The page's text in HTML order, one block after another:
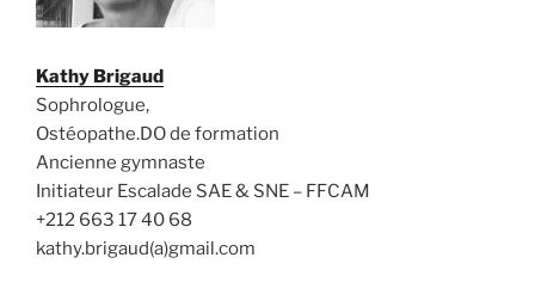
Kathy Brigaud
Sophrologue,
Ostéopathe.DO de formation
Ancienne gymnaste
Initiateur Escalade SAE & SNE – FFCAM
+212 663 17 40 68
kathy.brigaud(a)gmail.com